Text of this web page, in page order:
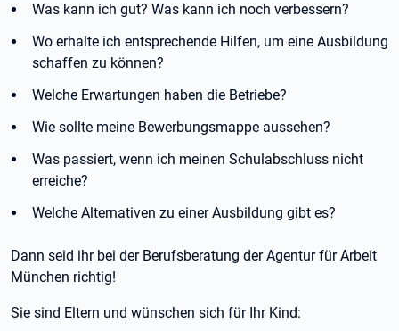
Was kann ich gut? Was kann ich noch verbessern?
Wo erhalte ich entsprechende Hilfen, um eine Ausbildung
schaffen zu können?
Welche Erwartungen haben die Betriebe?
Wie sollte meine Bewerbungsmappe aussehen?
Was passiert, wenn ich meinen Schulabschluss nicht
erreiche?
Welche Alternativen zu einer Ausbildung gibt es?
Dann seid ihr bei der Berufsberatung der Agentur für Arbeit
München richtig!
Sie sind Eltern und wünschen sich für Ihr Kind: